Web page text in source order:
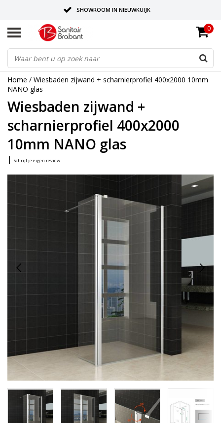
SHOWROOM IN NIEUWKUIJK
BEZORGING OP AFSPRAAK
LEVERING EN REALISATIE ONDER EEN DAK!
0
Home / Wiesbaden zijwand + scharnierprofiel 400x2000 10mm
NANO glas
Wiesbaden zijwand +
scharnierprofiel 400x2000
10mm NANO glas
| Schrijf je eigen review